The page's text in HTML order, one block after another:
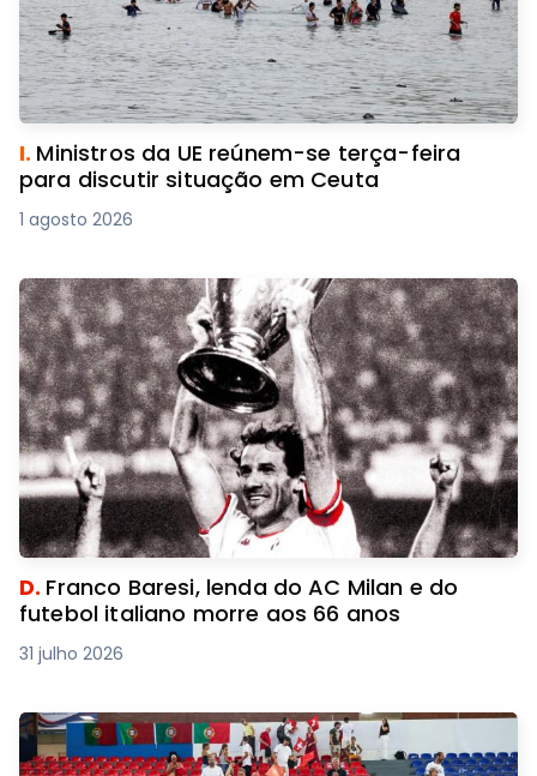
I. Ministros da UE reúnem-se terça-feira
para discutir situação em Ceuta
1 agosto 2026
D. Franco Baresi, lenda do AC Milan e do
futebol italiano morre aos 66 anos
31 julho 2026